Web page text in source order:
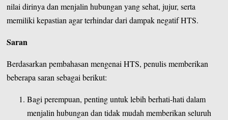
nilai dirinya dan menjalin hubungan yang sehat, jujur, serta
memiliki kepastian agar terhindar dari dampak negatif HTS.
Saran
Berdasarkan pembahasan mengenai HTS, penulis memberikan
beberapa saran sebagai berikut:
Bagi perempuan, penting untuk lebih berhati-hati dalam
menjalin hubungan dan tidak mudah memberikan seluruh